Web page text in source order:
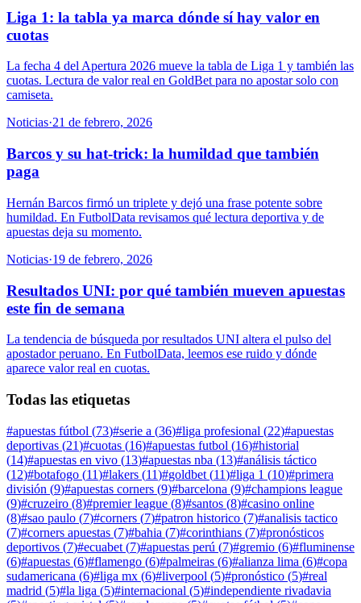
Liga 1: la tabla ya marca dónde sí hay valor en
cuotas
La fecha 4 del Apertura 2026 mueve la tabla de Liga 1 y también las
cuotas. Lectura de valor real en GoldBet para no apostar solo con
camiseta.
Noticias·21 de febrero, 2026
Barcos y su hat-trick: la humildad que también
paga
Hernán Barcos firmó un triplete y dejó una frase potente sobre
humildad. En FutbolData revisamos qué lectura deportiva y de
apuestas deja su momento.
Noticias·19 de febrero, 2026
Resultados UNI: por qué también mueven apuestas
este fin de semana
La tendencia de búsqueda por resultados UNI altera el pulso del
apostador peruano. En FutbolData, leemos ese ruido y dónde
aparece valor real en cuotas.
Todas las etiquetas
#apuestas fútbol (73)#serie a (36)#liga profesional (22)#apuestas
deportivas (21)#cuotas (16)#apuestas futbol (16)#historial
(14)#apuestas en vivo (13)#apuestas nba (13)#análisis táctico
(12)#botafogo (11)#lakers (11)#goldbet (11)#liga 1 (10)#primera
división (9)#apuestas corners (9)#barcelona (9)#champions league
(9)#cruzeiro (8)#premier league (8)#santos (8)#casino online
(8)#sao paulo (7)#corners (7)#patron historico (7)#analisis tactico
(7)#corners apuestas (7)#bahia (7)#corinthians (7)#pronósticos
deportivos (7)#ecuabet (7)#apuestas perú (7)#gremio (6)#fluminense
(6)#apuestas (6)#flamengo (6)#palmeiras (6)#alianza lima (6)#copa
sudamericana (6)#liga mx (6)#liverpool (5)#pronóstico (5)#real
madrid (5)#la liga (5)#internacional (5)#independiente rivadavia